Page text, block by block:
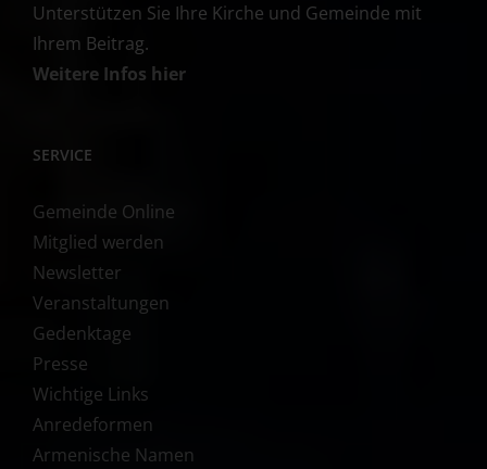
Unterstützen Sie Ihre Kirche und Gemeinde mit
Ihrem Beitrag.
Weitere Infos hier
SERVICE
Gemeinde Online
Mitglied werden
Newsletter
Veranstaltungen
Gedenktage
Presse
Wichtige Links
Anredeformen
Armenische Namen